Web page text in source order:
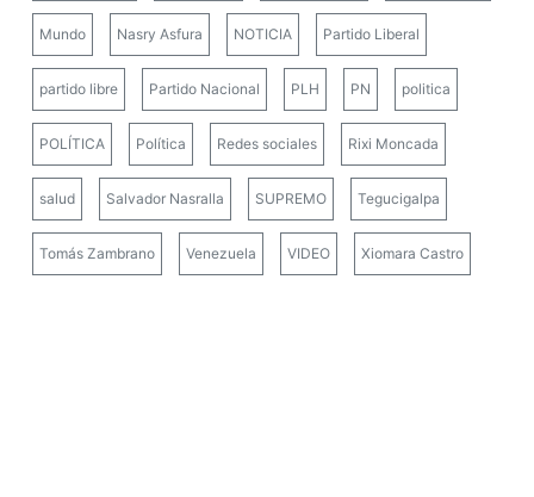
Mundo Nasry Asfura NOTICIA Partido Liberal
partido libre Partido Nacional PLH PN politica
POLÍTICA Política Redes sociales Rixi Moncada
salud Salvador Nasralla SUPREMO Tegucigalpa
Tomás Zambrano Venezuela VIDEO Xiomara Castro